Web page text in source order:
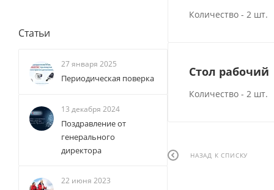
Количество - 2 шт.
Стол рабочий
Количество - 2 шт.
НАЗАД К СПИСКУ
Статьи
27 января 2025
Периодическая поверка
13 декабря 2024
Поздравление от
генерального
директора
22 июня 2023